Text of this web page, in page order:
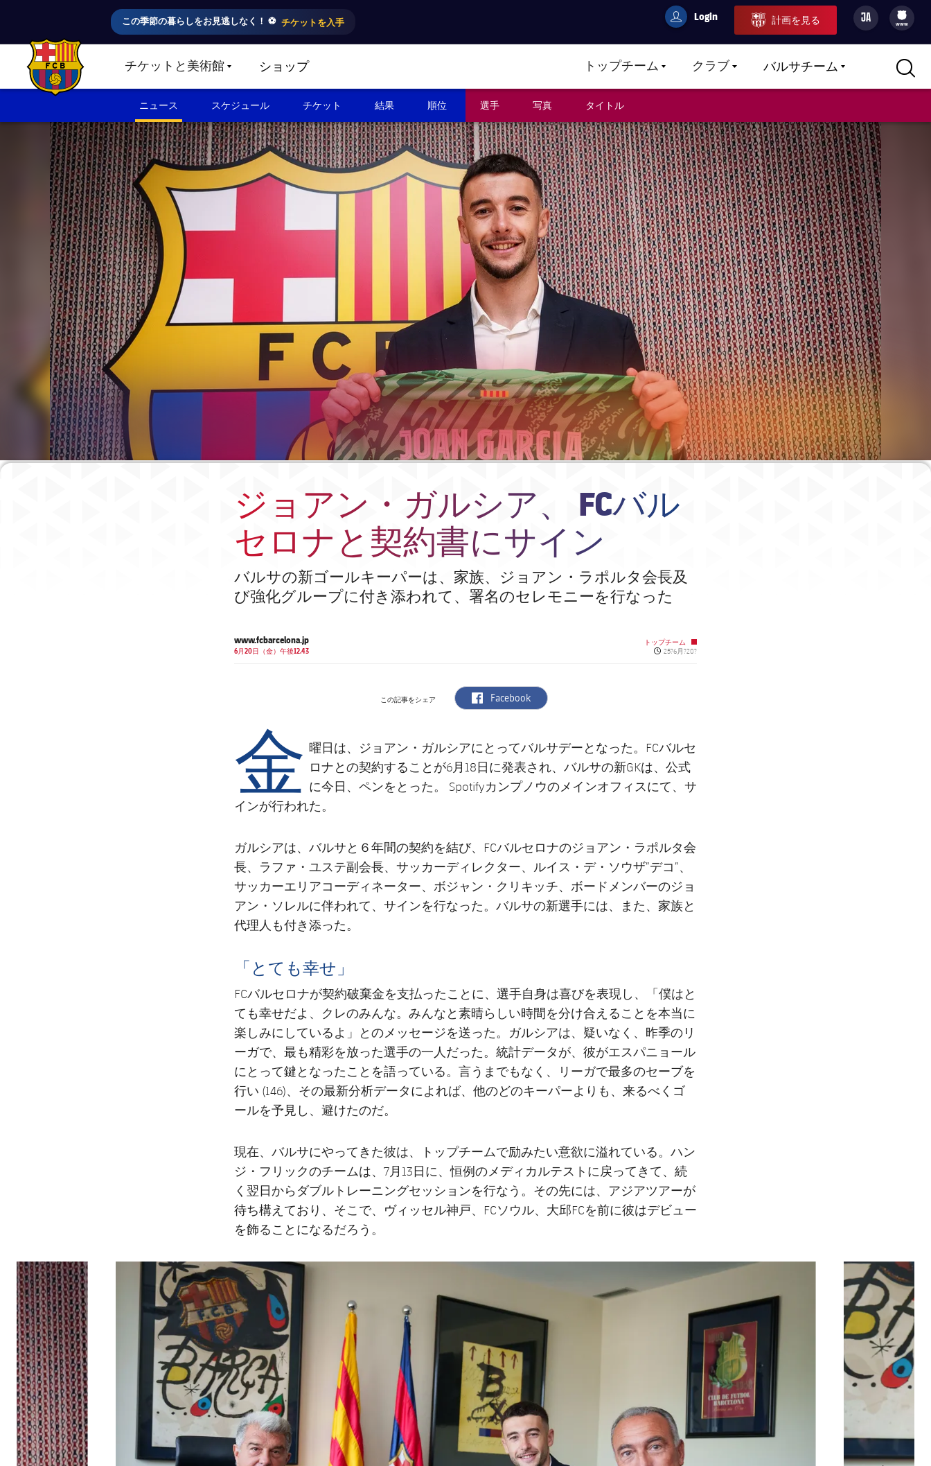
この季節の暮らしをお見逃しなく！ ⚽️ チケットを入手 userCulers
Login 計画を見る JA
filled-badge
www
FC Barcelona club badge チケットと美術館LABEL.SHARE.CARETDOWNショップ トップチームLABEL.ARIA.CARETDOWN
クラブLABEL.ARIA.CARETDOWN
バルサチームLABEL.ARIA.CARETDOWN
ニュース スケジュール チケット 結果 順位 選手 写真 タイトル
ジョアン・ガルシア、 FCバル
セロナと契約書にサイン
バルサの新ゴールキーパーは、家族、ジョアン・ラポルタ会長及
び強化グループに付き添われて、署名のセレモニーを行なった
www.fcbarcelona.jp
6月20日（金）午後12.43
トップチーム
Published news
25?6月?20?
この記事をシェア label.aria.facebook
Facebook
金 曜日は、ジョアン・ガルシアにとってバルサデーとなった。FCバルセ
ロナとの契約することが6月18日に発表され、バルサの新GKは、公式
に今日、ペンをとった。 Spotifyカンプノウのメインオフィスにて、サ
インが行われた。
ガルシアは、バルサと６年間の契約を結び、FCバルセロナのジョアン・ラポルタ会
長、ラファ・ユステ副会長、サッカーディレクター、ルイス・デ・ソウザ”デコ”、
サッカーエリアコーディネーター、ボジャン・クリキッチ、ボードメンバーのジョ
アン・ソレルに伴われて、サインを行なった。バルサの新選手には、また、家族と
代理人も付き添った。
「とても幸せ」
FCバルセロナが契約破棄金を支払ったことに、選手自身は喜びを表現し、「僕はと
ても幸せだよ、クレのみんな。みんなと素晴らしい時間を分け合えることを本当に
楽しみにしているよ」とのメッセージを送った。ガルシアは、疑いなく、昨季のリ
ーガで、最も精彩を放った選手の一人だった。統計データが、彼がエスパニョール
にとって鍵となったことを語っている。言うまでもなく、リーガで最多のセーブを
行い (146)、その最新分析データによれば、他のどのキーパーよりも、来るべくゴ
ールを予見し、避けたのだ。
現在、バルサにやってきた彼は、トップチームで励みたい意欲に溢れている。ハン
ジ・フリックのチームは、7月13日に、恒例のメディカルテストに戻ってきて、続
く翌日からダブルトレーニングセッションを行なう。その先には、アジアツアーが
待ち構えており、そこで、ヴィッセル神戸、FCソウル、大邱FCを前に彼はデビュー
を飾ることになるだろう。
前
label.aria.chevronleft 次